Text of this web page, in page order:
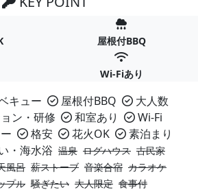
屋根付BBQ
Wi-Fiあり
キュー 屋根付BBQ
大人数
ン・研修
和室あり
Wi-Fi
格安 花火OK
素泊まり
・海水浴 温泉 ログハウス 古民家
風呂 薪ストーブ 音楽合宿 カラオケ
プル 騒ぎたい 大人限定 食事付